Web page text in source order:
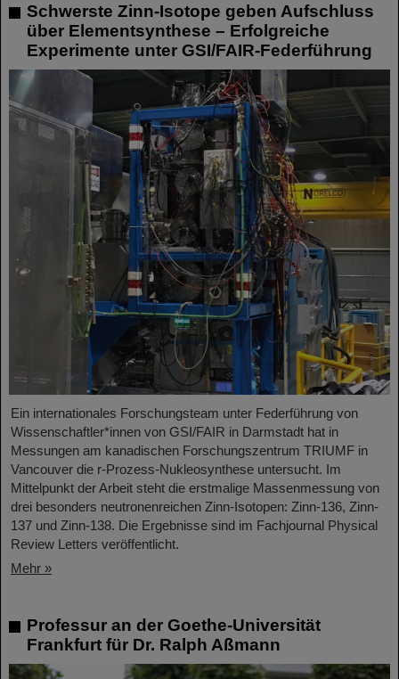
Schwerste Zinn-Isotope geben Aufschluss
über Elementsynthese – Erfolgreiche
Experimente unter GSI/FAIR-Federführung
Ein internationales Forschungsteam unter Federführung von
Wissenschaftler*innen von GSI/FAIR in Darmstadt hat in
Messungen am kanadischen Forschungszentrum TRIUMF in
Vancouver die r-Prozess-Nukleosynthese untersucht. Im
Mittelpunkt der Arbeit steht die erstmalige Massenmessung von
drei besonders neutronenreichen Zinn-Isotopen: Zinn-136, Zinn-
137 und Zinn-138. Die Ergebnisse sind im Fachjournal Physical
Review Letters veröffentlicht.
Mehr »
Professur an der Goethe-Universität
Frankfurt für Dr. Ralph Aßmann